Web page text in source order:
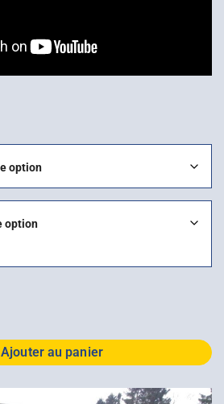
Ajouter au panier